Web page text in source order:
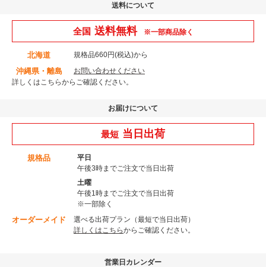
送料について
全国 送料無料 ※一部商品除く
北海道 規格品660円(税込)から
沖縄県・離島
お問い合わせください
詳しくはこちらからご確認ください。
お届けについて
最短 当日出荷
規格品
平日
午後3時までご注文で当日出荷
土曜
午後1時までご注文で当日出荷
※一部除く
オーダーメイド
選べる出荷プラン（最短で当日出荷）
詳しくはこちらからご確認ください。
営業日カレンダー